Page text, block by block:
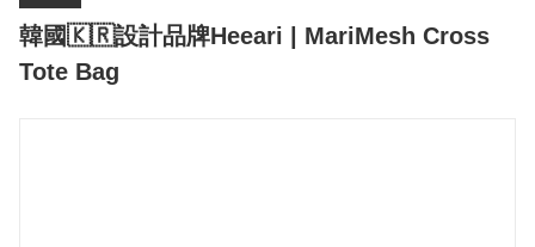
韓國🇰🇷設計品牌Heeari | MariMesh Cross
Tote Bag